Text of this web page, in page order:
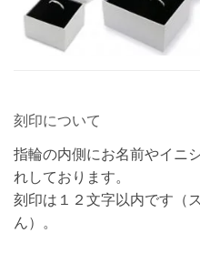
刻印について
指輪の内側にお名前やイニ
れしております。
刻印は１２文字以内です（
ん）。